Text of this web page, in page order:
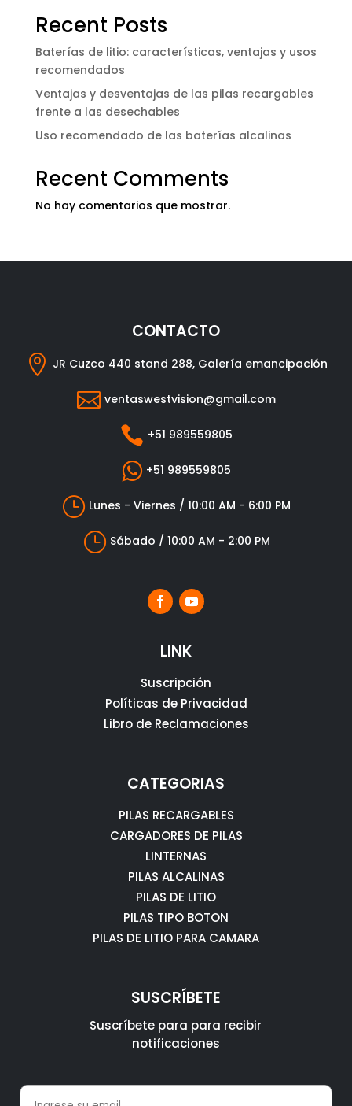
Recent Posts
Baterías de litio: características, ventajas y usos
recomendados
Ventajas y desventajas de las pilas recargables
frente a las desechables
Uso recomendado de las baterías alcalinas
Recent Comments
No hay comentarios que mostrar.
CONTACTO
 JR Cuzco 440 stand 288, Galería emancipación
 ventaswestvision@gmail.com
 +51 989559805
 +51 989559805
} Lunes - Viernes / 10:00 AM - 6:00 PM
} Sábado / 10:00 AM - 2:00 PM
LINK
Suscripción
Políticas de Privacidad
Libro de Reclamaciones
CATEGORIAS
PILAS RECARGABLES
CARGADORES DE PILAS
LINTERNAS
PILAS ALCALINAS
PILAS DE LITIO
PILAS TIPO BOTON
PILAS DE LITIO PARA CAMARA
SUSCRÍBETE
Suscríbete para para recibir
notificaciones